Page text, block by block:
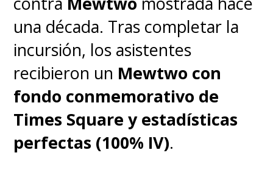
una década. Tras completar la
incursión, los asistentes
recibieron un Mewtwo con
fondo conmemorativo de
Times Square y estadísticas
perfectas (100% IV).